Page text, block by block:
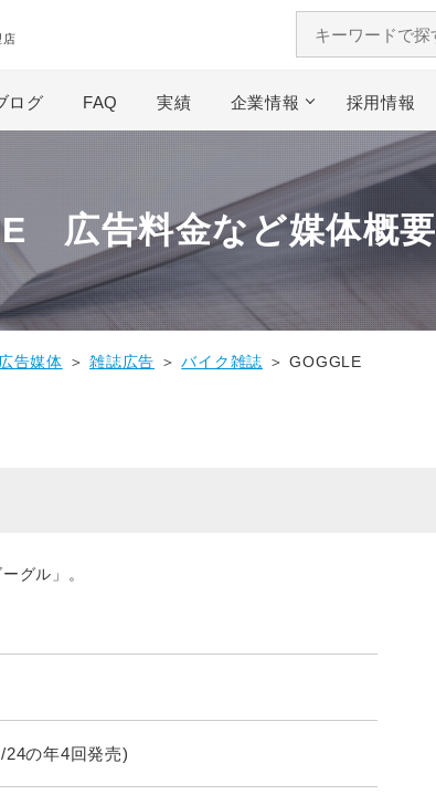
店
ログ FAQ 実績 企業情報 採用情報
広告料金など媒体概要
広告媒体 ＞ 雑誌広告 ＞バイク雑誌 ＞ GOGGLE
グル」。
の年4回発売)